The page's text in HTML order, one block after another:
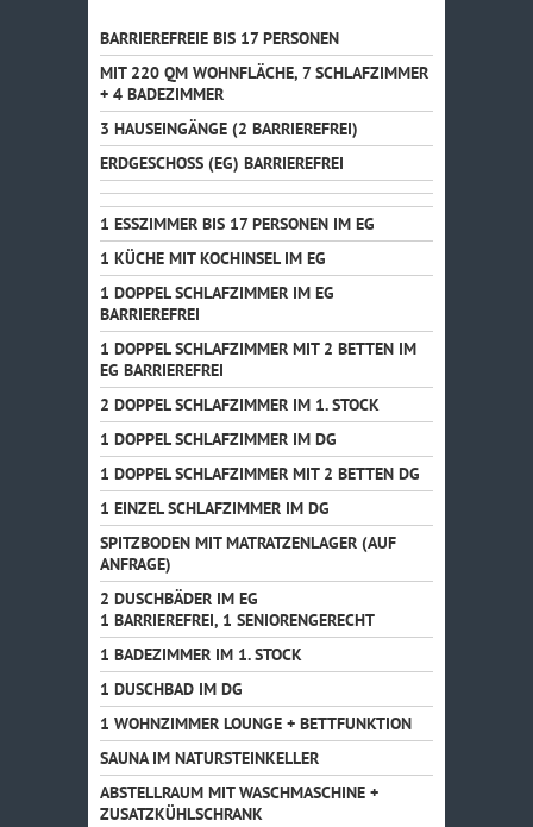
BARRIEREFREIE BIS 17 PERSONEN
MIT 220 QM WOHNFLÄCHE, 7 SCHLAFZIMMER
+ 4 BADEZIMMER
3 HAUSEINGÄNGE (2 BARRIEREFREI)
ERDGESCHOSS (EG) BARRIEREFREI
1 ESSZIMMER BIS 17 PERSONEN IM EG
1 KÜCHE MIT KOCHINSEL IM EG
1 DOPPEL SCHLAFZIMMER IM EG
BARRIEREFREI
1 DOPPEL SCHLAFZIMMER MIT 2 BETTEN IM
EG BARRIEREFREI
2 DOPPEL SCHLAFZIMMER IM 1. STOCK
1 DOPPEL SCHLAFZIMMER IM DG
1 DOPPEL SCHLAFZIMMER MIT 2 BETTEN DG
1 EINZEL SCHLAFZIMMER IM DG
SPITZBODEN MIT MATRATZENLAGER (AUF
ANFRAGE)
2 DUSCHBÄDER IM EG
1 BARRIEREFREI, 1 SENIORENGERECHT
1 BADEZIMMER IM 1. STOCK
1 DUSCHBAD IM DG
1 WOHNZIMMER LOUNGE + BETTFUNKTION
SAUNA IM NATURSTEINKELLER
ABSTELLRAUM MIT WASCHMASCHINE +
ZUSATZKÜHLSCHRANK